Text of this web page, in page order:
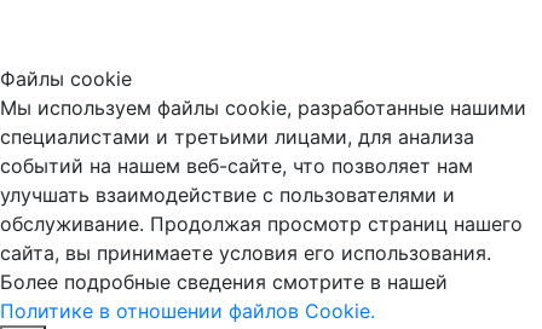
Файлы cookie
Мы используем файлы cookie, разработанные нашими
специалистами и третьими лицами, для анализа
событий на нашем веб-сайте, что позволяет нам
улучшать взаимодействие с пользователями и
обслуживание. Продолжая просмотр страниц нашего
сайта, вы принимаете условия его использования.
Более подробные сведения смотрите в нашей
Политике в отношении файлов Cookie.